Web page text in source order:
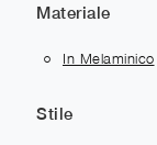
Materiale
In Melaminico
Stile